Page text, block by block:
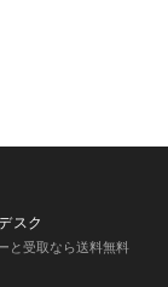
スク
と受取なら送料無料